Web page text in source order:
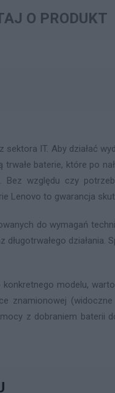
O PRODUKT
IT. Aby działać
baterie, które po
względu czy
Lenovo to gwarancja
do wymagań
działania.
modelu,
znamionowej
z dobraniem baterii